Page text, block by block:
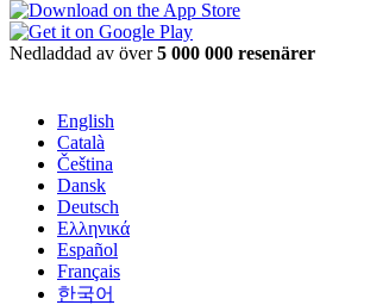
Nedladdad av över5 000 000 resenärer
English
Català
Čeština
Dansk
Deutsch
Ελληνικά
Español
Français
한국어